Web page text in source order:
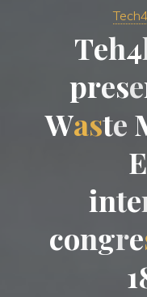
Teh4
prese
Waste
E
inte
congre
1